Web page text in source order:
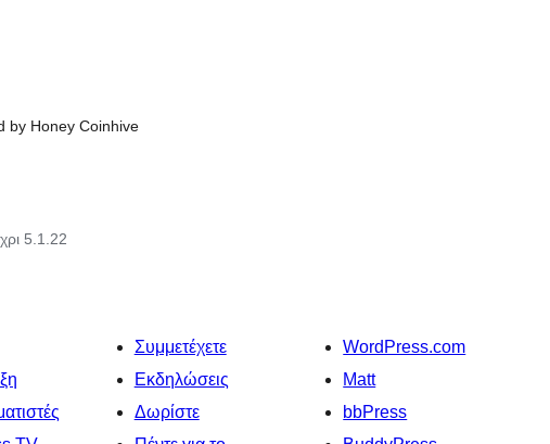
by Honey Coinhive
5.1.22
Συμμετέχετε
Εκδηλώσεις
Δωρίστε
WordPress.com
Matt
bbPress